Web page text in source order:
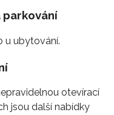
parkování
u ubytování.
otevírací
jsou další nabídky